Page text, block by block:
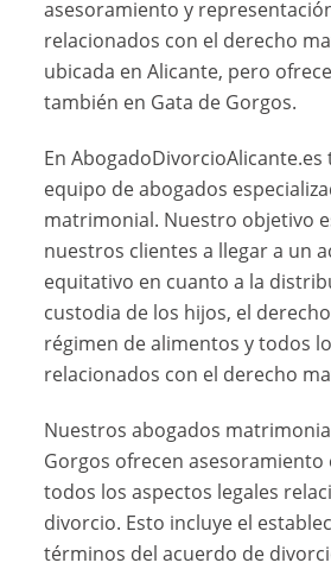
asesoramiento y
relacionados con el derecho
ubicada en Alicante, pero
también en Gata de Gorgos.
En
equipo de abogados
matrimonial. Nuestro objetivo
nuestros clientes a llegar a un
equitativo en cuanto a la
custodia de los hijos, el
régimen de alimentos y todos
relacionados con el derecho
Nuestros abogados
Gorgos ofrecen
todos los aspectos legales
divorcio. Esto incluye el
términos del acuerdo de